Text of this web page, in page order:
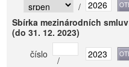
/
Sbírka mezinárodních smluv
(do 31. 12. 2023)
číslo
/